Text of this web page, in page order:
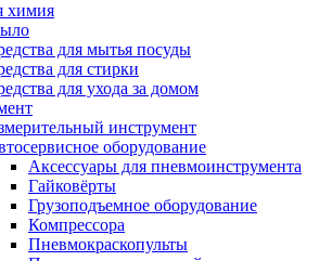
химия
для мытья посуды
для стирки
для ухода за домом
инструмент
оборудование
Аксессуары для пневмоинструмента
Гайковёрты
Грузоподъемное оборудование
Компрессора
Пневмокраскопульты